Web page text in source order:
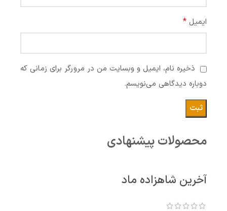
ایمیل *
ذخیره نام، ایمیل و وبسایت من در مرورگر برای زمانی که
دوباره دیدگاهی می‌نویسم.
محصولات پیشنهادی
آخرین شاهزاده ماد